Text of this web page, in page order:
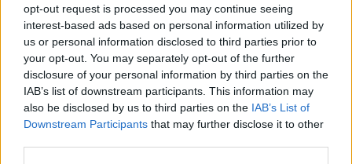
opt-out request is processed you may continue seeing
interest-based ads based on personal information utilized by
us or personal information disclosed to third parties prior to
your opt-out. You may separately opt-out of the further
disclosure of your personal information by third parties on the
IAB’s list of downstream participants. This information may
also be disclosed by us to third parties on the IAB’s List of
Downstream Participants that may further disclose it to other
ABONADOS
El 75% de los abonados ya han
renovado su carnet para la
temporada 2026/27
ABONADOS
Viu l'Andorra: ya está aquí la campaña
de abonos 2026/27